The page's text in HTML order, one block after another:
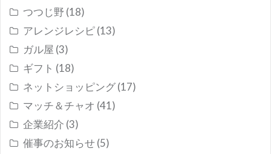
つつじ野 (18)
アレンジレシピ(13)
ガル屋 (3)
ギフト (18)
ネットショッピング(17)
マッチ＆チャオ (41)
企業紹介 (3)
催事のお知らせ(5)